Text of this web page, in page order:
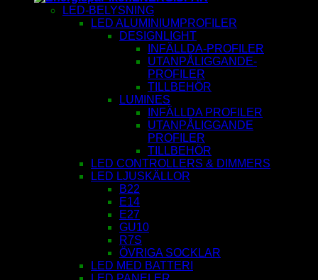
LED-BELYSNING
LED ALUMINIUMPROFILER
DESIGNLIGHT
INFÄLLDA-PROFILER
UTANPÅLIGGANDE-
PROFILER
TILLBEHÖR
LUMINES
INFÄLLDA PROFILER
UTANPÅLIGGANDE
PROFILER
TILLBEHÖR
LED CONTROLLERS & DIMMERS
LED LJUSKÄLLOR
B22
E14
E27
GU10
R7S
ÖVRIGA SOCKLAR
LED MED BATTERI